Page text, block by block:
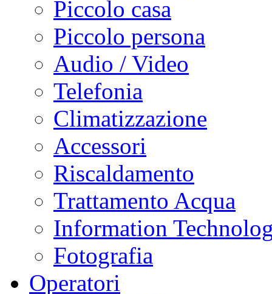
Piccolo casa
Piccolo persona
Audio / Video
Telefonia
Climatizzazione
Accessori
Riscaldamento
Trattamento Acqua
Information
Fotografia
Operatori